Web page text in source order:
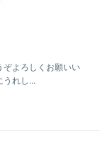
よろしくお願いい
れし...